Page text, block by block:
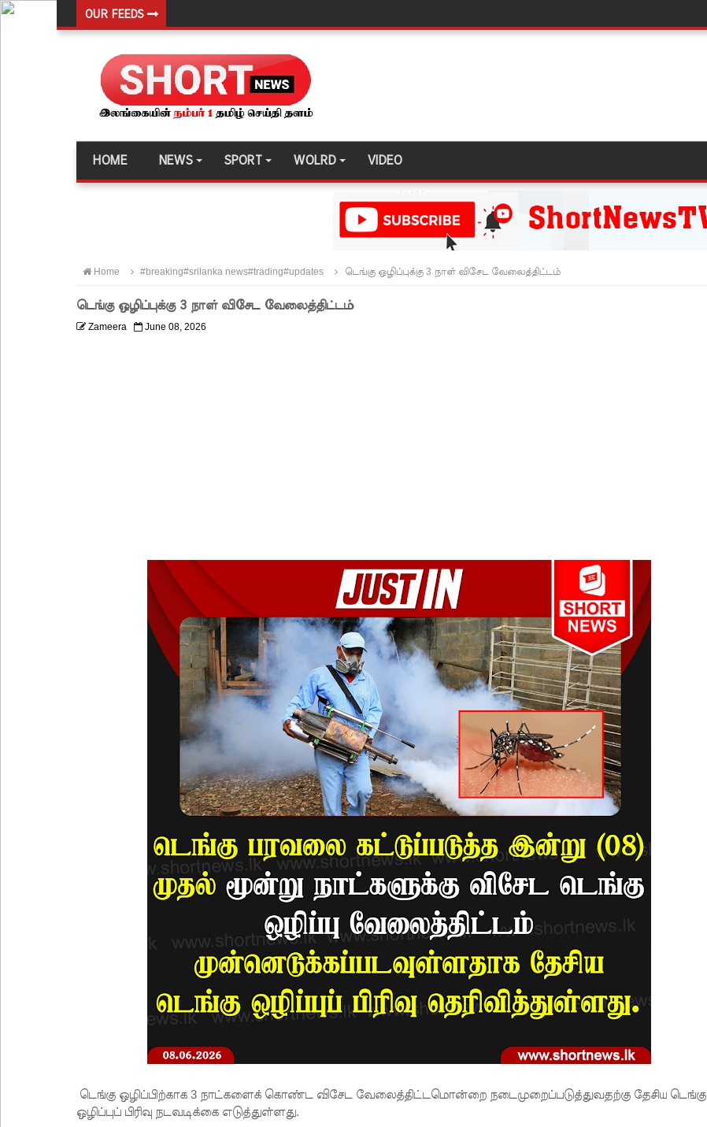
OUR FEEDS
ஊழல் தடுப்பு சட்டமூலத்தில் மீண்டும் திருத்தம்!
சாகிப் அல் ஹசனின் வீட்டின் மீது பெற்றோல் குண்டு வீச்சு!
கஞ்சிபானை இம்ரானை கைது செய்ய மலேசிய - சர்வதேச பொலிஸாருடன் இலங்கை இணைந்து நடவடிக்கை!
ஈட்டி எறிதலுக்கான உலக தரவரிசையில் ரூமேஷ் தரங்க முதலிடத்தில்!
ஐ.எம்.எப். அடிமைகளாக மாறியதால் வாழ்க்கைச் சுமை அதிகரித்தது - சஜித் பிரேமதாச!
இலங்கையின் பெரிய வெங்காயத் தேவையில் 10 வீதம் மட்டுமே உள்நாட்டு உற்பத்தி - வசந்த சமரசிங்க!
HOME NEWS SPORT WOLRD VIDEO
Home #breaking#srilanka news#trading#updates டெங்கு ஒழிப்புக்கு 3 நாள் விசேட வேலைத்திட்டம்
டெங்கு ஒழிப்புக்கு 3 நாள் விசேட வேலைத்திட்டம்
Zameera June 08, 2026
டெங்கு ஒழிப்பிற்காக 3 நாட்களைக் கொண்ட விசேட வேலைத்திட்டமொன்றை நடைமுறைப்படுத்துவதற்கு தேசிய டெங்கு
ஒழிப்புப் பிரிவு நடவடிக்கை எடுத்துள்ளது.